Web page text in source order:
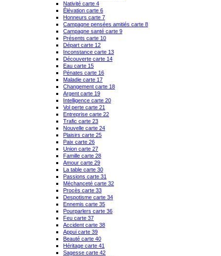
Nativité carte 4
Élévation carte 6
Honneurs carte 7
Campagne pensées amitiés carte 8
Campagne santé carte 9
Présents carte 10
Départ carte 12
Inconstance carte 13
Découverte carte 14
Eau carte 15
Pénates carte 16
Maladie carte 17
Changement carte 18
Argent carte 19
Intelligence carte 20
Vol perte carte 21
Entreprise carte 22
Trafic carte 23
Nouvelle carte 24
Plaisirs carte 25
Paix carte 26
Union carte 27
Famille carte 28
Amour carte 29
La table carte 30
Passions carte 31
Méchanceté carte 32
Procès carte 33
Despotisme carte 34
Ennemis carte 35
Pourparlers carte 36
Feu carte 37
Accident carte 38
Appui carte 39
Beauté carte 40
Héritage carte 41
Sagesse carte 42